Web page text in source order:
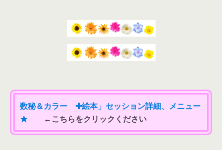
数秘＆カラー ✚絵本」セッション詳細、メニュー
★
←こちらをクリックください